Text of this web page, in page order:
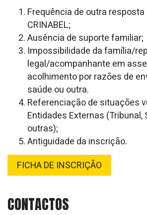
Frequência de outra
CRINABEL;
Ausência de suporte familiar;
Impossibilidade da família/
legal/acompanhante em
acolhimento por razões de
saúde ou outra.
Referenciação de situações
Entidades Externas (Tribunal,
outras);
Antiguidade da inscrição.
FICHA DE INSCRIÇÃO
CONTACTOS